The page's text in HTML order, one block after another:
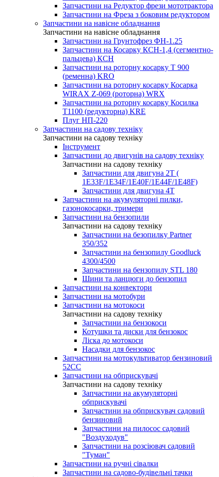
Запчастини на Редуктор фрези мототрактора
Запчастини на Фреза з боковим редуктором
Запчастини на навісне обладнання
Запчастини на навісне обладнання
Запчастини на Грунтофрез ФН-1.25
Запчастини на Косарку КСН-1,4 (сегментно-
пальцева) КСН
Запчастини на роторну косарку T 900
(ременна) KRO
Запчастини на роторну косарку Косарка
WIRAX Z-069 (роторна) WRX
Запчастини на роторну косарку Косилка
T1100 (редукторна) KRE
Плуг НП-220
Запчастини на садову техніку
Запчастини на садову техніку
Інструмент
Запчастини до двигунів на садову техніку
Запчастини на садову техніку
Запчастини для двигуна 2Т (
1Е33F/1E34F/1Е40F/1E44F/1Е48F)
Запчастини для двигуна 4Т
Запчастини на акумуляторні пилки,
газонокосарки, тримери
Запчастини на бензопили
Запчастини на садову техніку
Запчастини на безопилку Partner
350/352
Запчастини на бензопилу Goodluck
4300/4500
Запчастини на бензопилу STL 180
Шини та ланцюги до бензопил
Запчастини на конвектори
Запчастини на мотобури
Запчастини на мотокоси
Запчастини на садову техніку
Запчастини на бензокоси
Котушки та диски для бензокос
Ліска до мотокоси
Насадки для бензокос
Запчастини на мотокультиватор бензиновий
52СС
Запчастини на обприскувачі
Запчастини на садову техніку
Запчастини на акумуляторні
обприскувачі
Запчастини на обприскувач садовий
бензиновий
Запчастини на пилосос садовий
"Воздуходув"
Запчастини на розсіювач садовий
"Туман"
Запчастини на ручні сівалки
Запчастини на садово-будівельні тачки